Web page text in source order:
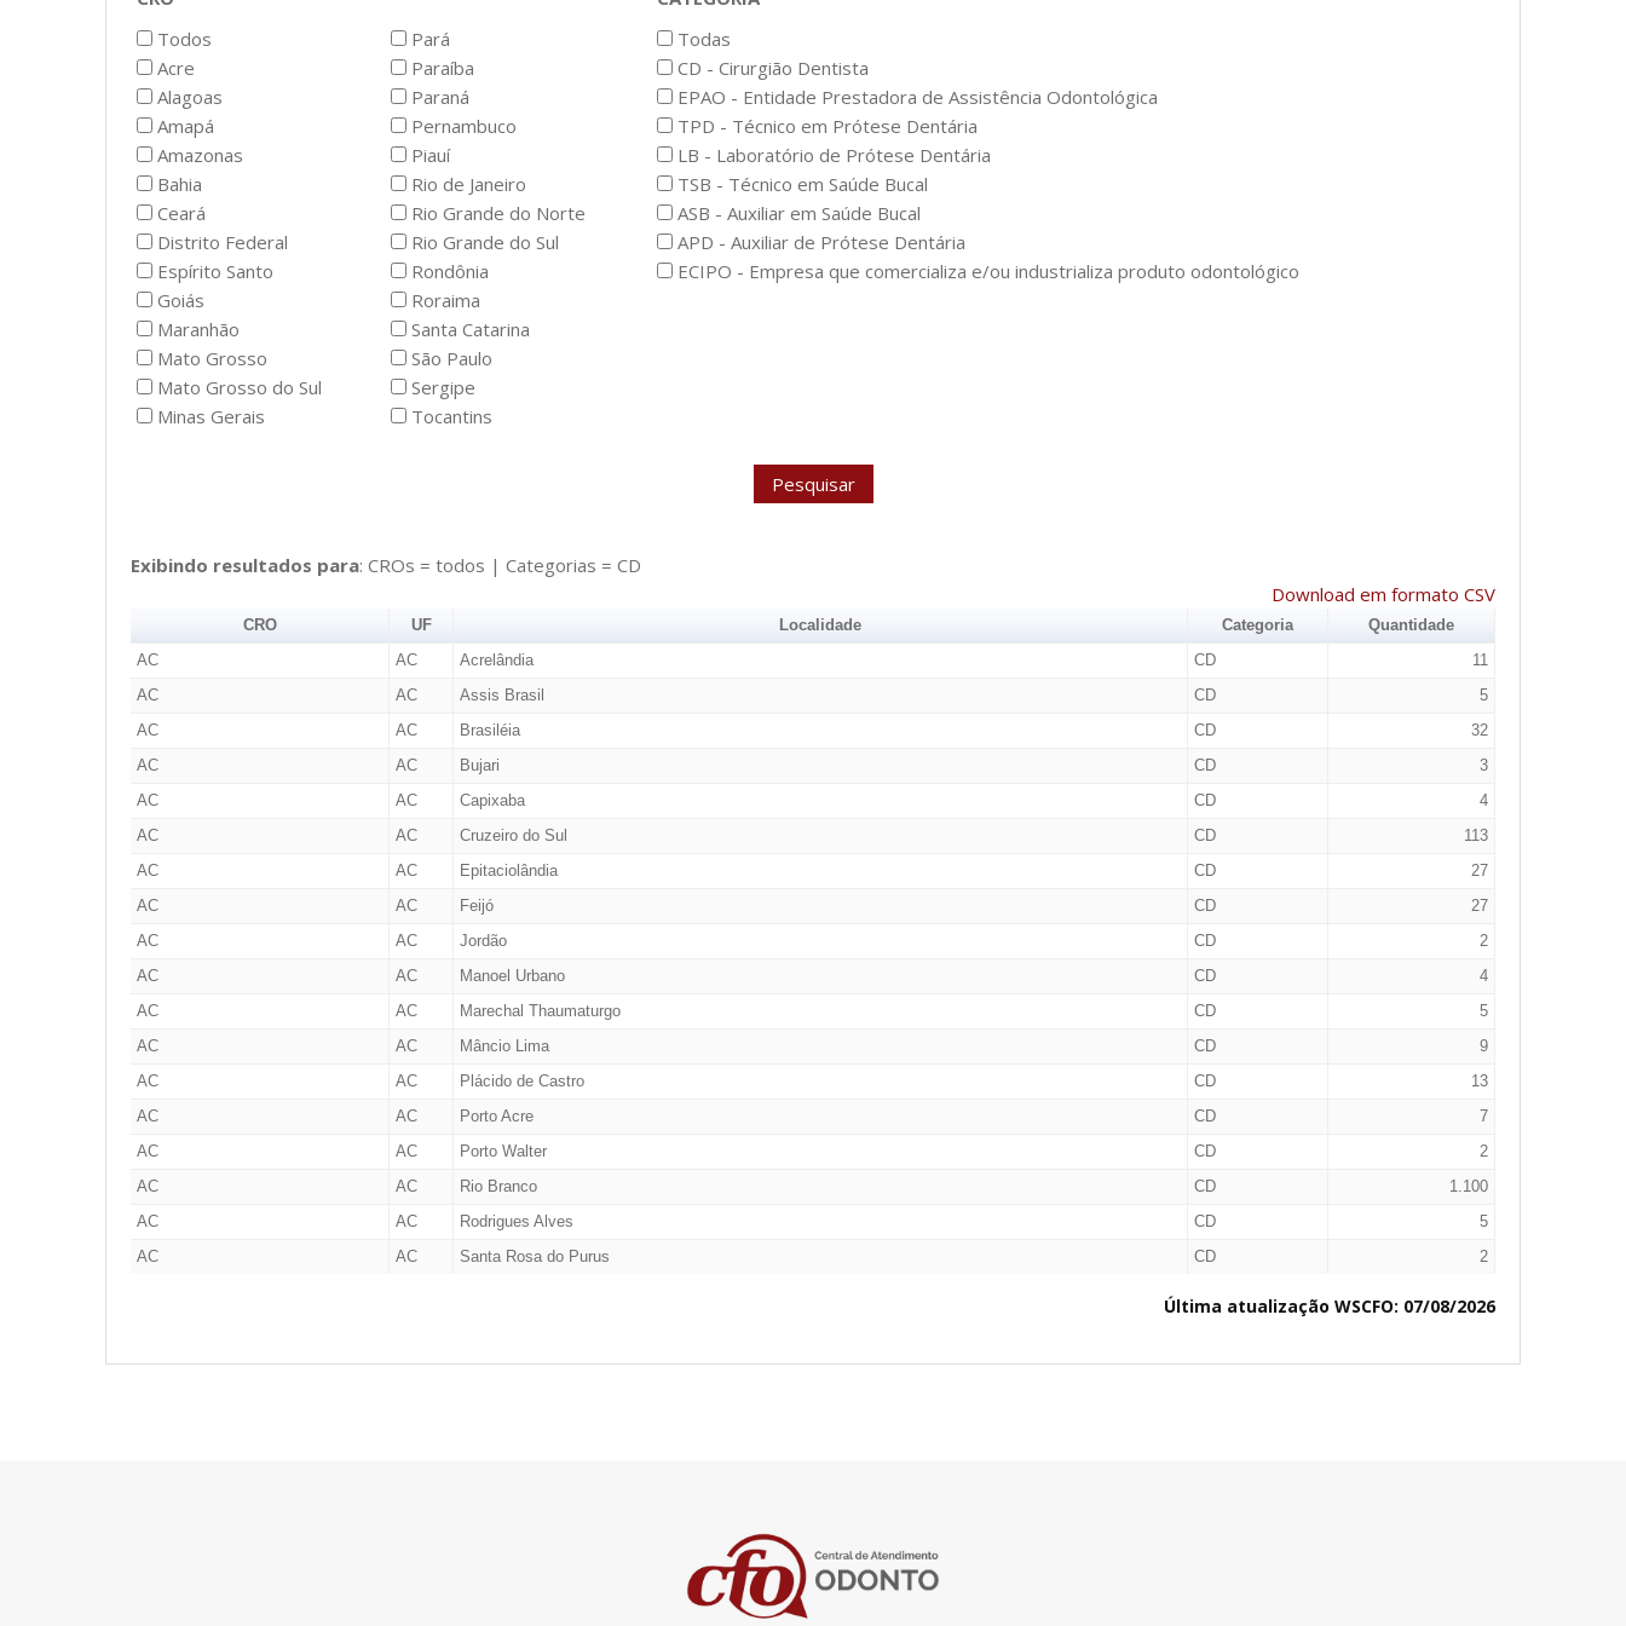
Todos
Acre
Alagoas
Amapá
Amazonas
Bahia
Ceará
Distrito Federal
Espírito Santo
Goiás
Maranhão
Mato Grosso
Mato Grosso do Sul
Minas Gerais
Pará
Paraíba
Paraná
Pernambuco
Piauí
Rio de Janeiro
Rio Grande do Norte
Rio Grande do Sul
Rondônia
Roraima
Santa Catarina
São Paulo
Sergipe
Tocantins
Todas
CD - Cirurgião Dentista
EPAO - Entidade Prestadora de Assistência Odontológica
TPD - Técnico em Prótese Dentária
LB - Laboratório de Prótese Dentária
TSB - Técnico em Saúde Bucal
ASB - Auxiliar em Saúde Bucal
APD - Auxiliar de Prótese Dentária
ECIPO - Empresa que comercializa e/ou industrializa produto odontológico
Pesquisar
Exibindo resultados para: CROs = todos | Categorias = CD
Download em formato CSV
CRO UF Localidade Categoria
Quantidade
AC
AC Acrelândia CD
11
AC
AC Assis Brasil CD
5
AC
AC Brasiléia CD
32
AC
AC Bujari CD
3
AC
AC Capixaba CD
4
AC
AC Cruzeiro do Sul CD
113
AC
AC Epitaciolândia CD
27
AC
AC Feijó CD
27
AC
AC Jordão CD
2
AC
AC Manoel Urbano CD
4
AC
AC Marechal Thaumaturgo CD
5
AC
AC Mâncio Lima CD
9
AC
AC Plácido de Castro CD
13
AC
AC Porto Acre CD
7
AC
AC Porto Walter CD
2
AC
AC Rio Branco CD
1.100
AC
AC Rodrigues Alves CD
5
AC
AC Santa Rosa do Purus CD
2
AC
AC Tarauacá CD
30
Última atualização WSCFO: 07/08/2026